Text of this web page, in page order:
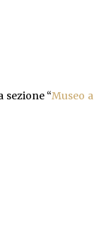
sezione “Museo a